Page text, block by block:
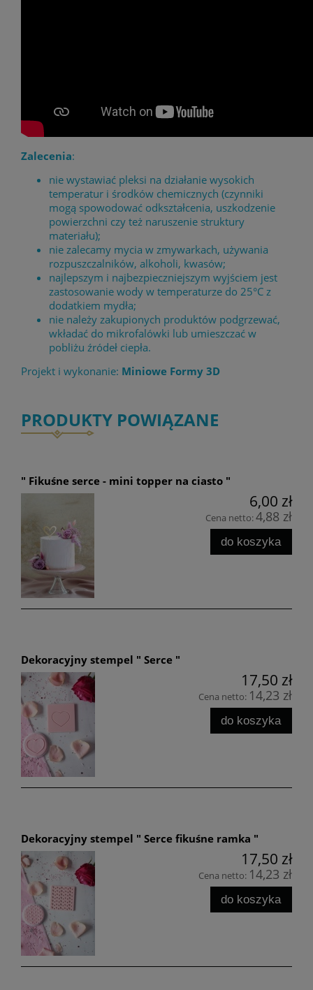
Zalecenia:
nie wystawiać pleksi na działanie wysokich
temperatur i środków chemicznych (czynniki
mogą spowodować odkształcenia, uszkodzenie
powierzchni czy też naruszenie struktury
materiału);
nie zalecamy mycia w zmywarkach, używania
rozpuszczalników, alkoholi, kwasów;
najlepszym i najbezpieczniejszym wyjściem jest
zastosowanie wody w temperaturze do 25°C z
dodatkiem mydła;
nie należy zakupionych produktów podgrzewać,
wkładać do mikrofalówki lub umieszczać w
pobliżu źródeł ciepła.
Projekt i wykonanie: Miniowe Formy 3D
PRODUKTY POWIĄZANE
" Fikuśne serce - mini topper na ciasto "
6,00 zł
Cena netto:4,88 zł
do koszyka
Dekoracyjny stempel " Serce "
17,50 zł
Cena netto: 14,23 zł
do koszyka
Dekoracyjny stempel " Serce fikuśne ramka "
17,50 zł
Cena netto: 14,23 zł
do koszyka